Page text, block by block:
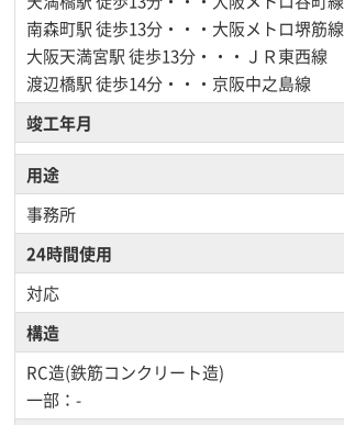
南森町駅徒歩13分・・・大阪メトロ堺筋線
大阪天満宮駅徒歩13分・・・ＪＲ東西線
渡辺橋駅徒歩14分・・・京阪中之島線
竣工年月
用途
事務所
24時間使用
対応
構造
RC造(鉄筋コンクリート造)
一部：-